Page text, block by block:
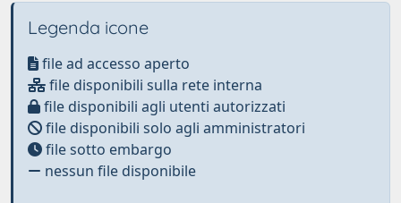
Legenda icone
file ad accesso aperto
file disponibili sulla rete interna
file disponibili agli utenti autorizzati
file disponibili solo agli amministratori
file sotto embargo
nessun file disponibile